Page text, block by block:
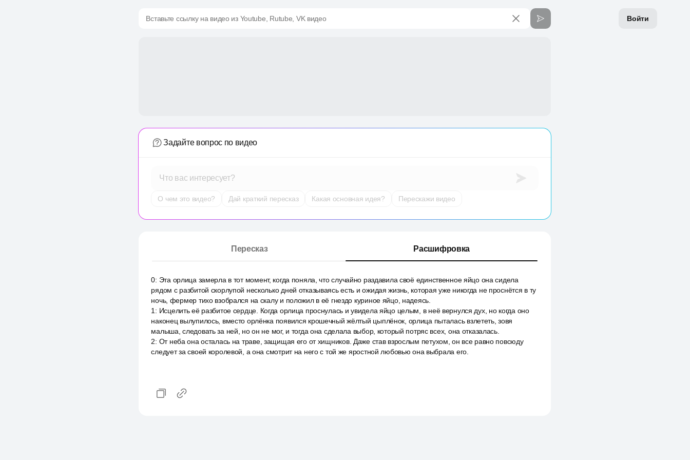
Войти
Вставьте ссылку на видео из Youtube, Rutube, VK видео
Задайте вопрос по видео
Что вас интересует?
О чем это видео? Дай краткий пересказ Какая основная идея? Перескажи видео
Пересказ Расшифровка
0: Эта орлица замерла в тот момент, когда поняла, что случайно раздавила своё единственное яйцо она сидела
рядом с разбитой скорлупой несколько дней отказываясь есть и ожидая жизнь, которая уже никогда не проснётся в ту
ночь, фермер тихо взобрался на скалу и положил в её гнездо куриное яйцо, надеясь.
1 : Исцелить её разбитое сердце. Когда орлица проснулась и увидела яйцо целым, в неё вернулся дух, но когда оно
наконец вылупилось, вместо орлёнка появился крошечный жёлтый цыплёнок, орлица пыталась взлететь, зовя
малыша, следовать за ней, но он не мог, и тогда она сделала выбор, который потряс всех, она отказалась.
2: От неба она осталась на траве, защищая его от хищников. Даже став взрослым петухом, он все равно повсюду
следует за своей королевой, а она смотрит на него с той же яростной любовью она выбрала его.